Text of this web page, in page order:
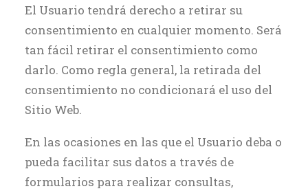
El Usuario tendrá derecho a retirar su
consentimiento en cualquier momento. Será
tan fácil retirar el consentimiento como
darlo. Como regla general, la retirada del
consentimiento no condicionará el uso del
Sitio Web.
En las ocasiones en las que el Usuario deba o
pueda facilitar sus datos a través de
formularios para realizar consultas,